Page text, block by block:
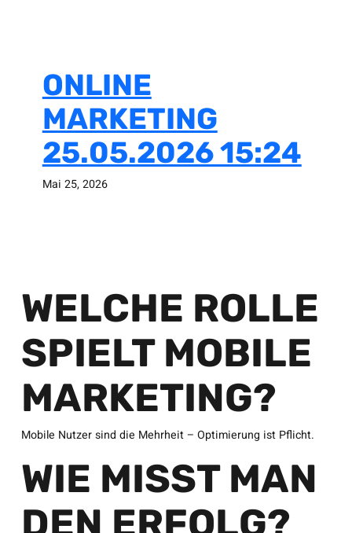
ONLINE
MARKETING
25.05.2026 15:24
Mai 25, 2026
WELCHE ROLLE
SPIELT MOBILE
MARKETING?
Mobile Nutzer sind die Mehrheit – Optimierung ist Pflicht.
WIE MISST MAN
DEN ERFOLG?